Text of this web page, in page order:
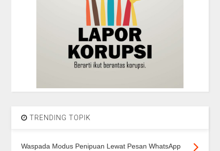
TRENDING TOPIK
Waspada Modus Penipuan Lewat Pesan WhatsApp